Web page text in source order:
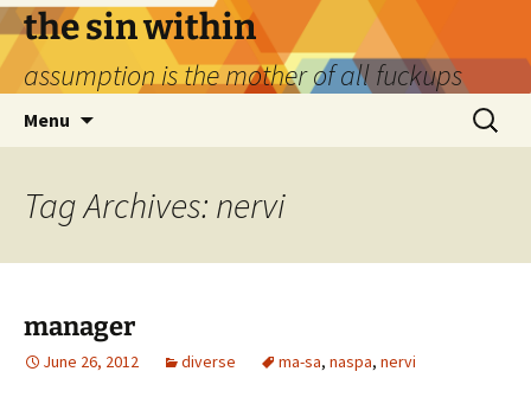
Skip
to
content
the sin within
assumption is the mother of all fuckups
Menu
Search
for:
Tag Archives: nervi
manager
June 26, 2012 diverse ma-sa, naspa, nervi